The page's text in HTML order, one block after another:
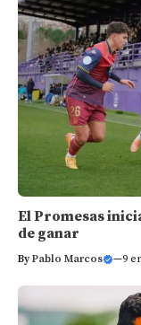
El Promesas
de ganar
ByPablo Marcos —9